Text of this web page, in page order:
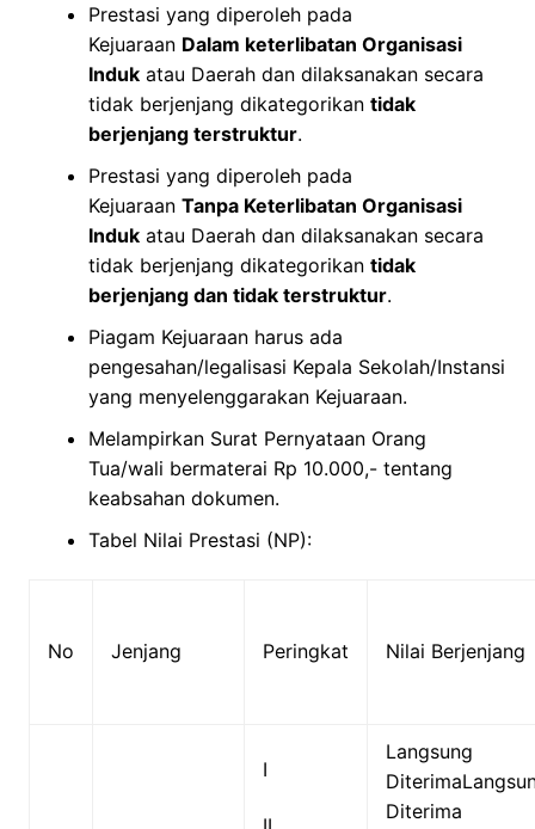
Prestasi yang diperoleh pada
Kejuaraan Dalam keterlibatan Organisasi
Indukatau Daerah dan dilaksanakan secara
tidak berjenjang dikategorikan tidak
berjenjang terstruktur.
Prestasi yang diperoleh pada
Kejuaraan Tanpa Keterlibatan Organisasi
Indukatau Daerah dan dilaksanakan secara
tidak berjenjang dikategorikan tidak
berjenjang dan tidak terstruktur.
Piagam Kejuaraan harus ada
pengesahan/legalisasi Kepala Sekolah/Instansi
yang menyelenggarakan Kejuaraan.
Melampirkan Surat Pernyataan Orang
Tua/wali bermaterai Rp 10.000,- tentang
keabsahan dokumen.
Tabel Nilai Prestasi (NP):
No Jenjang Peringkat Nilai Berjenjang
I
Langsung
Diterima